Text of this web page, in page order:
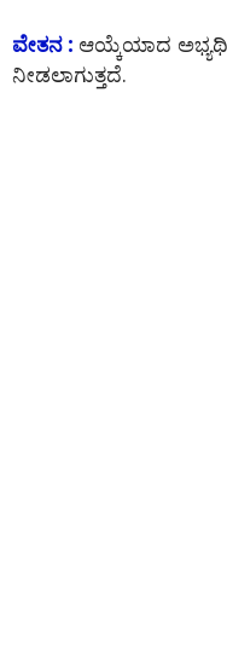
ವೇತನ : ಆಯ್ಕೆಯಾದ
ನೀಡಲಾಗುತ್ತದೆ.